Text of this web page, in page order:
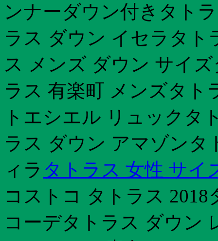
ンナーダウン付きタト
ラス ダウン イセラタト
ス メンズ ダウン サイ
ラス 有楽町 メンズタト
トエシエル リュックタ
ラス ダウン アマゾンタ
ィラ タトラス 女性 サイ
コストコ タトラス
コーデタトラス ダウン